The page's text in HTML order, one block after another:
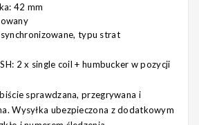
42 mm
typu strat
2 x single coil + humbucker w pozycji
sprawdzana, przegrywana i
Wysyłka ubezpieczona z dodatkowym